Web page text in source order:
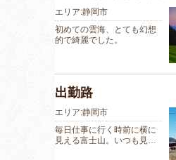
エリア:静岡市
初めての雲海、とても幻想
的で綺麗でした。
出勤路
エリア:静岡市
毎日仕事に行く時前に横に
見える富士山。いつも見…